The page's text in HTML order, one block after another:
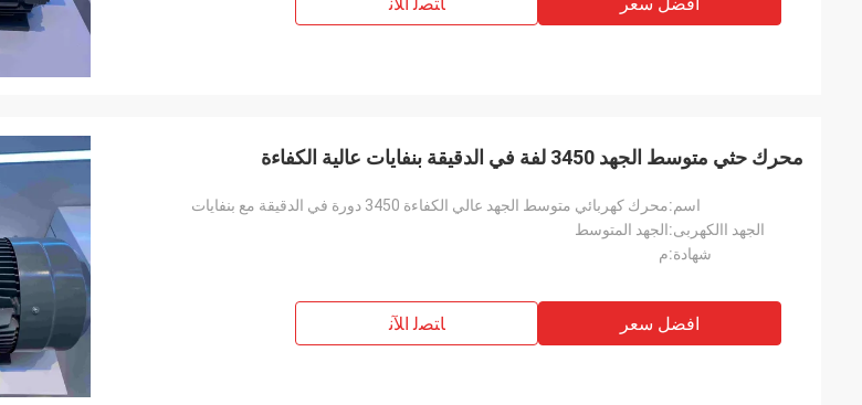
محرك حثي متوسط ​​الجهد 3450 لفة في الدقيقة بنفايات عالية الكفاءة
اسم:محرك كهربائي متوسط ​​الجهد عالي الكفاءة 3450 دورة في الدقيقة مع بنفايات
الجهد االكهربى:الجهد المتوسط
شهادة:م
افضل سعر ﺎﺘﺼﻟ ﺍﻶﻧ